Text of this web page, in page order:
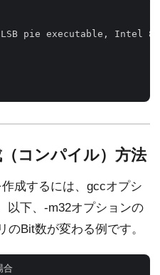
pie executable, Intel
コンパイル）方法
成するには、gccオプシ
以下、-m32オプションの
Bit数が変わる例です。
合